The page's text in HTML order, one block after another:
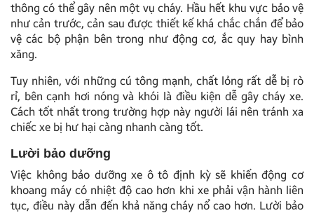
thông có thể gây nên một vụ cháy. Hầu hết khu vực bảo vệ
như cản trước, cản sau được thiết kế khá chắc chắn để bảo
vệ các bộ phận bên trong như động cơ, ắc quy hay bình
xăng.
Tuy nhiên, với những cú tông mạnh, chất lỏng rất dễ bị rò
rỉ, bên cạnh hơi nóng và khói là điều kiện dễ gây cháy xe.
Cách tốt nhất trong trường hợp này người lái nên tránh xa
chiếc xe bị hư hại càng nhanh càng tốt.
Lười bảo dưỡng
Việc không bảo dưỡng xe ô tô định kỳ sẽ khiến động cơ
khoang máy có nhiệt độ cao hơn khi xe phải vận hành liên
tục, điều này dẫn đến khả năng cháy nổ cao hơn. Lười bảo